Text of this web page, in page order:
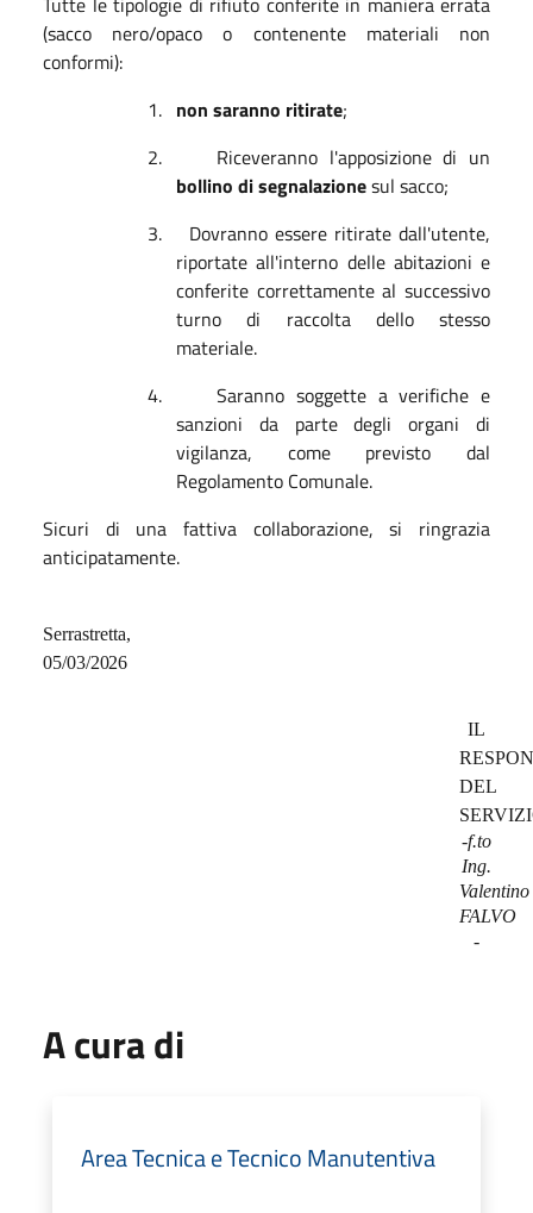
(sacco nero/opaco o contenente materiali non
conformi):
1. non saranno ritirate;
2.
Riceveranno l'apposizione di un
bollino di segnalazionesul sacco;
3.
Dovranno essere ritirate dall'utente,
riportate all'interno delle abitazioni e
conferite correttamente al successivo
turno di raccolta dello stesso
materiale.
4.
Saranno soggette a verifiche e
sanzioni da parte degli organi di
vigilanza, come previsto dal
Regolamento Comunale.
Sicuri di una fattiva collaborazione, si ringrazia
anticipatamente.
Serrastretta,
05/03/2026
IL
DEL
-f.to
Ing.
Valentino
FALVO
-
A cura di
Area Tecnica e Tecnico Manutentiva